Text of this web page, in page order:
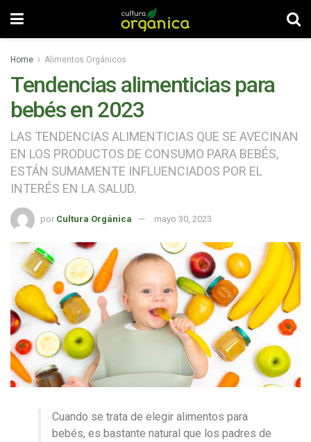
Home Alimentos Orgánicos
Tendencias alimenticias para
bebés en 2023
LAS TENDENCIAS ALIMENTICIAS QUE SE AVECINAN
EN LOS PRODUCTOS DE CONSUMO PARA BEBÉS,
ESTÁN SUMAMENTE INFLUENCIADOS POR EL
INTERÉS EN LA SALUD.
por Cultura Orgánica mayo 30, 2023
Cuando se trata de elegir alimentos para
bebés, es bastante natural que los padres de